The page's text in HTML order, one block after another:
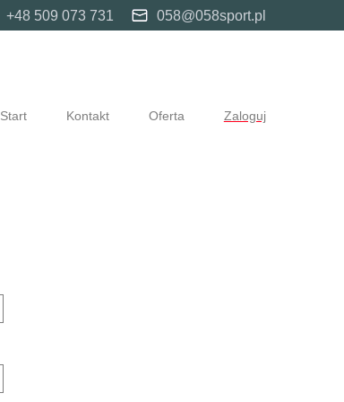
+48 509 073 731 058@058sport.pl
Start Kontakt Oferta Zaloguj